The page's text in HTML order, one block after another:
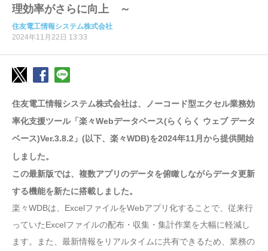
理効率がさらに向上 ～
住友電工情報システム株式会社
2024年11月22日 13:33
住友電工情報システム株式会社は、ノーコード型エクセル業務効
率化支援ツール「楽々Webデータベース(らくらく ウェブ データ
ベース)Ver.3.8.2」(以下、楽々WDB)を2024年11月から提供開始
しました。
この最新版では、複数アプリのデータを俯瞰しながらデータ更新
する機能を新たに搭載しました。
楽々WDBは、ExcelファイルをWebアプリ化することで、従来行
っていたExcelファイルの配布・収集・集計作業を大幅に軽減し
ます。また、最新情報をリアルタイムに共有できるため、業務の